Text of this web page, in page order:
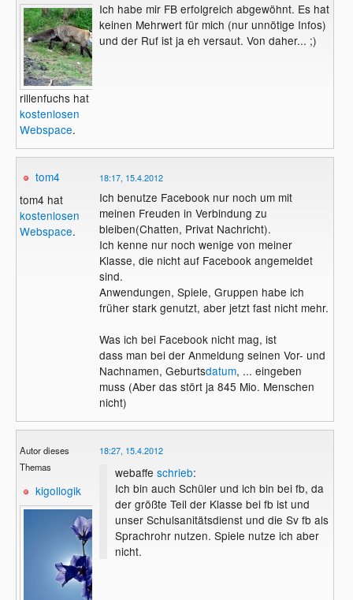
rillenfuchs hat
kostenlosen
Webspace.
Ich habe mir FB erfolgreich abgewöhnt. Es hat
keinen Mehrwert für mich (nur unnötige Infos)
und der Ruf ist ja eh versaut. Von daher... ;)
tom4
tom4 hat
kostenlosen
Webspace.
18:17, 15.4.2012
Ich benutze Facebook nur noch um mit
meinen Freuden in Verbindung zu
bleiben(Chatten, Privat Nachricht).
Ich kenne nur noch wenige von meiner
Klasse, die nicht auf Facebook angemeldet
sind.
Anwendungen, Spiele, Gruppen habe ich
früher stark genutzt, aber jetzt fast nicht mehr.
Was ich bei Facebook nicht mag, ist
dass man bei der Anmeldung seinen Vor- und
Nachnamen, Geburtsdatum, ... eingeben
muss (Aber das stört ja 845 Mio. Menschen
nicht)
Autor dieses
Themas
kigollogik
18:27, 15.4.2012
webaffe schrieb:
Ich bin auch Schüler und ich bin bei fb, da
der größte Teil der Klasse bei fb ist und
unser Schulsanitätsdienst und die Sv fb als
Sprachrohr nutzen. Spiele nutze ich aber
nicht.